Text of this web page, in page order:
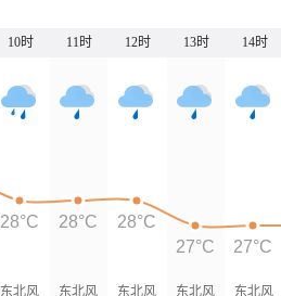
10时 11时 12时 13时 14时
东北风 东北风 东北风 东北风 东北风
28°C
28°C
28°C
27°C
27°C